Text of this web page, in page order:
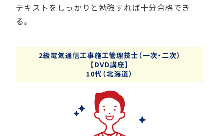
テキストをしっかりと勉強すれば十分合格でき
る。
2級電気通信工事施工管理技士（一次・二次）
【DVD講座】
10代（北海道）